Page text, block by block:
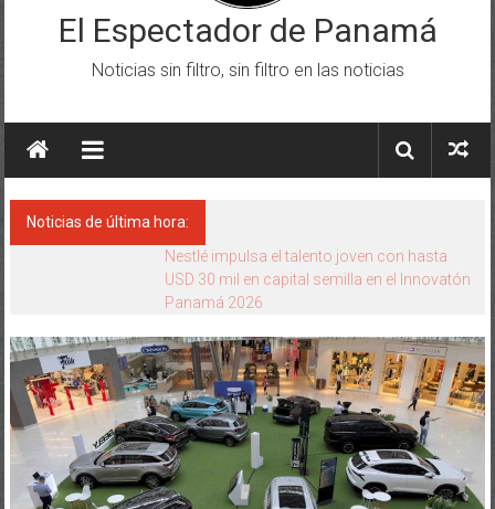
El Espectador de Panamá
Noticias sin filtro, sin filtro en las noticias
Noticias de última hora:
Cómo transferir tus datos de un dispositivo
iOS a uno Galaxy usando Smart Switch